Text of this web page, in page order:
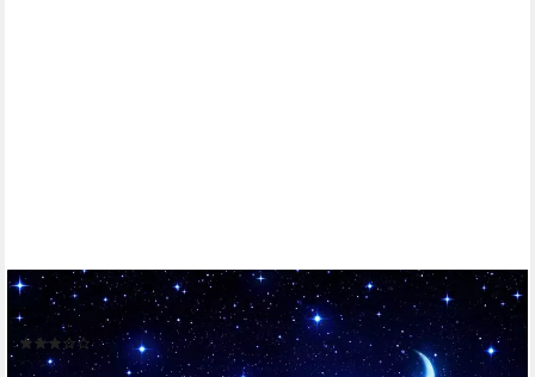
PAPERMOON
Fototapete Nachthimmel
(2)
ab 21,76 € UVP24,99 €